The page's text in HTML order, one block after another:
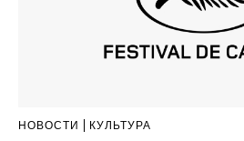
НОВОСТИ КУЛЬТУРА